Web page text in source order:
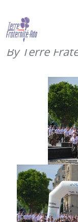
Journée
Terre (23
By Terre